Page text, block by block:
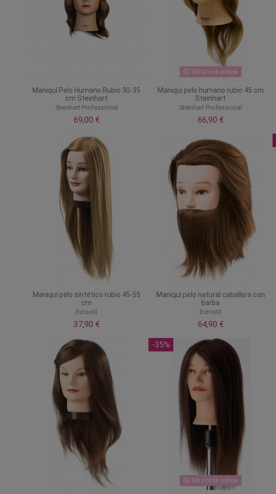
Maniquí Pelo Humano Rubio 30-35
cm Steinhart
Steinhart Professional
69,00 €
Sin stock online
Maniquí pelo humano rubio 45 cm
Steinhart
Steinhart Professional
66,90 €
Maniquí pelo sintético rubio 45-55
cm
Eurostil
37,90 €
Maniquí pelo natural caballero con
barba
Eurostil
64,90 €
-35%
Sin stock online